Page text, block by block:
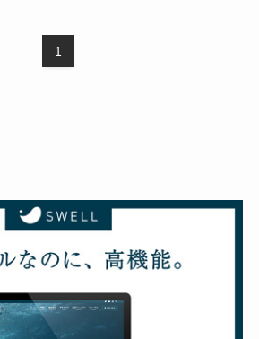
1